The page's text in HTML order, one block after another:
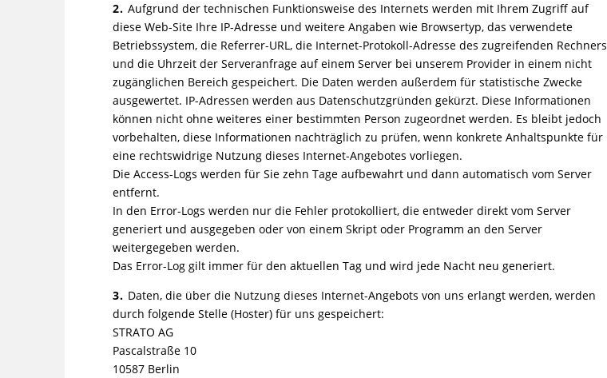
2. Aufgrund der technischen Funktionsweise des Internets werden mit Ihrem Zugriff auf
diese Web-Site Ihre IP-Adresse und weitere Angaben wie Browsertyp, das verwendete
Betriebssystem, die Referrer-URL, die Internet-Protokoll-Adresse des zugreifenden Rechners
und die Uhrzeit der Serveranfrage auf einem Server bei unserem Provider in einem nicht
zugänglichen Bereich gespeichert. Die Daten werden außerdem für statistische Zwecke
ausgewertet. IP-Adressen werden aus Datenschutzgründen gekürzt. Diese Informationen
können nicht ohne weiteres einer bestimmten Person zugeordnet werden. Es bleibt jedoch
vorbehalten, diese Informationen nachträglich zu prüfen, wenn konkrete Anhaltspunkte für
eine rechtswidrige Nutzung dieses Internet-Angebotes vorliegen.
Die Access-Logs werden für Sie zehn Tage aufbewahrt und dann automatisch vom Server
entfernt.
In den Error-Logs werden nur die Fehler protokolliert, die entweder direkt vom Server
generiert und ausgegeben oder von einem Skript oder Programm an den Server
weitergegeben werden.
Das Error-Log gilt immer für den aktuellen Tag und wird jede Nacht neu generiert.
3. Daten, die über die Nutzung dieses Internet-Angebots von uns erlangt werden, werden
durch folgende Stelle (Hoster) für uns gespeichert:
STRATO AG
Pascalstraße 10
10587 Berlin